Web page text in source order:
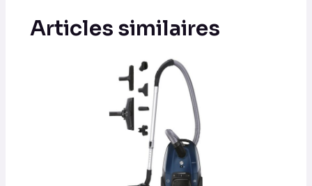
Articles similaires